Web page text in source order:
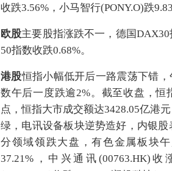
收跌3.56%，小马智行(PONY.O)跌
欧股主要股指涨跌不一，德国
50指数收跌0.68%。
港股恒指小幅低开后一路震荡下错
数午后一度跌逾2%。截至收盘，恒
点，恒指大市成交额达3428.05亿港
绿，电讯设备板块逆势造好，内银
分领域领跌大盘，有色金属板块
37.21%，中兴通讯(00763.HK)